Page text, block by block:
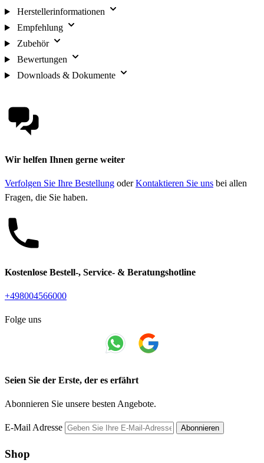
Herstellerinformationen
Empfehlung
Zubehör
Bewertungen
Downloads & Dokumente
Wir helfen Ihnen gerne weiter
Verfolgen Sie Ihre Bestellung oderKontaktieren Sie uns bei allen
Fragen, die Sie haben.
Kostenlose Bestell-, Service- & Beratungshotline
+498004566000
Folge uns
Seien Sie der Erste, der es erfährt
Abonnieren Sie unsere besten Angebote.
E-Mail Adresse Abonnieren
Shop